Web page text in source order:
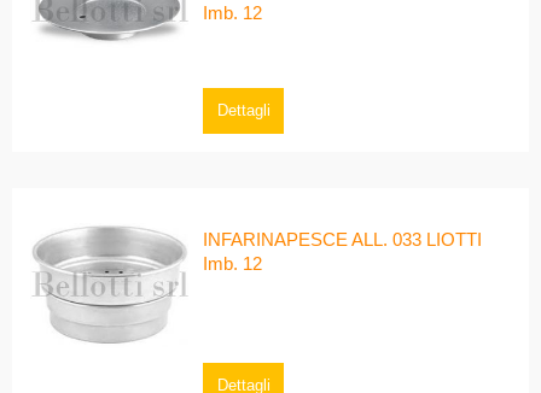
Imb. 12
Dettagli
INFARINAPESCE ALL. 033 LIOTTI
Imb. 12
Dettagli